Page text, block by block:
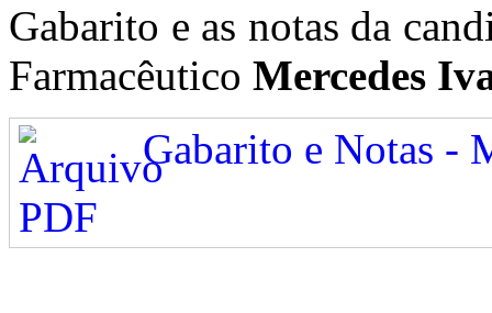
Gabarito e as notas da
Farmacêutico Mercedes
Gabarito e Notas -